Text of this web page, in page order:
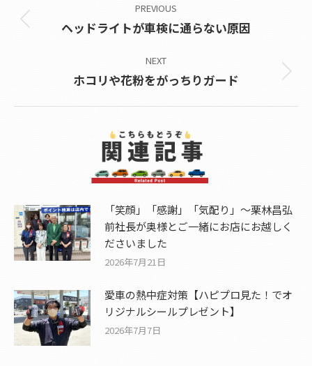
navigation
PREVIOUS
Previous
ヘッドライトが車検に通らない原因
NEXT
Next
ホコリや花粉をがっちりガード
「笑顔」「感謝」「気配り」～栗林昌弘
前社長が奥様とご一緒にお店にお越しく
ださいました
2026年7月21日
愛車の熱中症対策【ハピプロ見た！でオ
リジナルシールプレゼント】
2026年7月7日